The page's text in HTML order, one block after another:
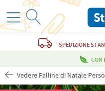
SPEDIZIONE
CON
Vedere Palline di Natale